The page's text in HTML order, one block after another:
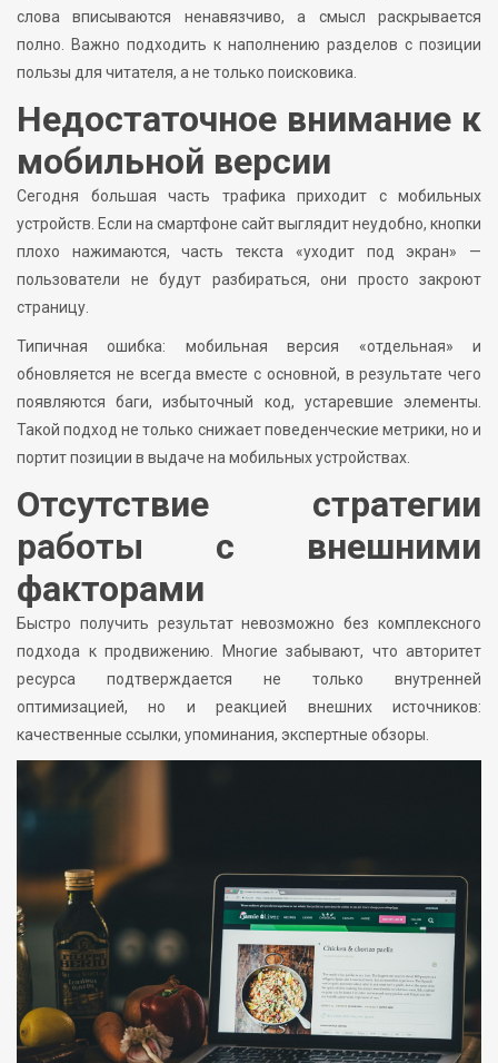
слова вписываются ненавязчиво, а смысл раскрывается
полно. Важно подходить к наполнению разделов с позиции
пользы для читателя, а не только поисковика.
Недостаточное внимание к
мобильной версии
Сегодня большая часть трафика приходит с мобильных
устройств. Если на смартфоне сайт выглядит неудобно, кнопки
плохо нажимаются, часть текста «уходит под экран» —
пользователи не будут разбираться, они просто закроют
страницу.
Типичная ошибка: мобильная версия «отдельная» и
обновляется не всегда вместе с основной, в результате чего
появляются баги, избыточный код, устаревшие элементы.
Такой подход не только снижает поведенческие метрики, но и
портит позиции в выдаче на мобильных устройствах.
Отсутствие стратегии
работы с внешними
факторами
Быстро получить результат невозможно без комплексного
подхода к продвижению. Многие забывают, что авторитет
ресурса подтверждается не только внутренней
оптимизацией, но и реакцией внешних источников:
качественные ссылки, упоминания, экспертные обзоры.